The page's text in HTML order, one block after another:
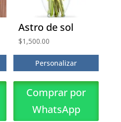
Astro de sol
$1,500.00
Personalizar
Comprar por
WhatsApp